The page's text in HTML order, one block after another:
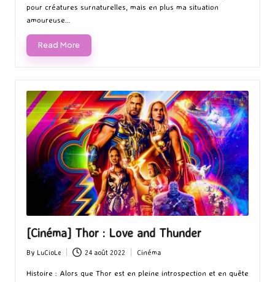
pour créatures surnaturelles, mais en plus ma situation
amoureuse…
Read More
[Cinéma] Thor : Love and Thunder
Posted
by
By LuCioLe 24 août 2022
Posted
Cinéma
Histoire : Alors que Thor est en pleine introspection et en quête